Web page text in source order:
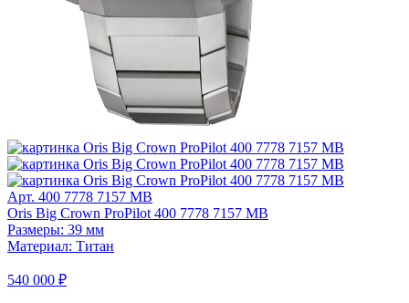
Арт. 400 7778 7157 MB
Oris Big Crown ProPilot 400 7778 7157 MB
Размеры: 39 мм
Материал: Титан
540 000 ₽